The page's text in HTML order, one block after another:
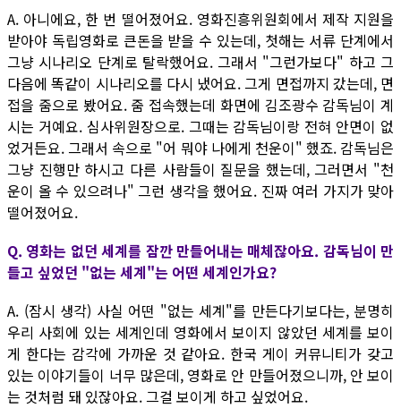
A. 아니에요, 한 번 떨어졌어요. 영화진흥위원회에서 제작 지원을
받아야 독립영화로 큰돈을 받을 수 있는데, 첫해는 서류 단계에서
그냥 시나리오 단계로 탈락했어요. 그래서 "그런가보다" 하고 그
다음에 똑같이 시나리오를 다시 냈어요. 그게 면접까지 갔는데, 면
접을 줌으로 봤어요. 줌 접속했는데 화면에 김조광수 감독님이 계
시는 거예요. 심사위원장으로. 그때는 감독님이랑 전혀 안면이 없
었거든요. 그래서 속으로 "어 뭐야 나에게 천운이" 했죠. 감독님은
그냥 진행만 하시고 다른 사람들이 질문을 했는데, 그러면서 "천
운이 올 수 있으려나" 그런 생각을 했어요. 진짜 여러 가지가 맞아
떨어졌어요.
Q. 영화는 없던 세계를 잠깐 만들어내는 매체잖아요. 감독님이 만
들고 싶었던 "없는 세계"는 어떤 세계인가요?
A. (잠시 생각) 사실 어떤 "없는 세계"를 만든다기보다는, 분명히
우리 사회에 있는 세계인데 영화에서 보이지 않았던 세계를 보이
게 한다는 감각에 가까운 것 같아요. 한국 게이 커뮤니티가 갖고
있는 이야기들이 너무 많은데, 영화로 안 만들어졌으니까, 안 보이
는 것처럼 돼 있잖아요. 그걸 보이게 하고 싶었어요.